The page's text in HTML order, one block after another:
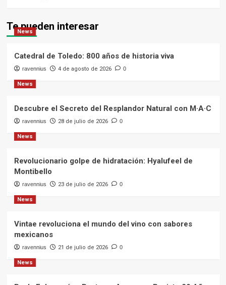
Te pueden interesar
News
Catedral de Toledo: 800 años de historia viva
ravennius 4 de agosto de 2026 0
News
Descubre el Secreto del Resplandor Natural con M·A·C
ravennius 28 de julio de 2026 0
News
Revolucionario golpe de hidratación: Hyalufeel de
Montibello
ravennius 23 de julio de 2026 0
News
Vintae revoluciona el mundo del vino con sabores
mexicanos
ravennius 21 de julio de 2026 0
News